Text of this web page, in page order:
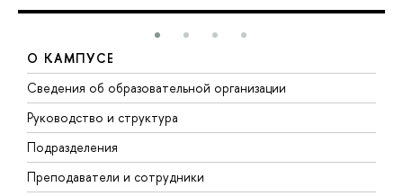
О КАМПУСЕ
Сведения об образовательной организации
Руководство и структура
Подразделения
Преподаватели и сотрудники